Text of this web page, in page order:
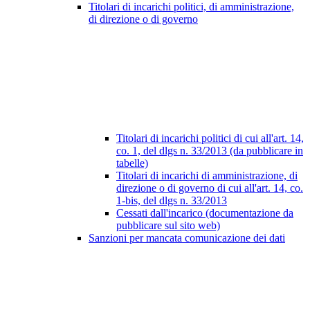
Titolari di incarichi politici, di amministrazione,
di direzione o di governo
Titolari di incarichi politici di cui all'art. 14,
co. 1, del dlgs n. 33/2013 (da pubblicare in
tabelle)
Titolari di incarichi di amministrazione, di
direzione o di governo di cui all'art. 14, co.
1-bis, del dlgs n. 33/2013
Cessati dall'incarico (documentazione da
pubblicare sul sito web)
Sanzioni per mancata comunicazione dei dati